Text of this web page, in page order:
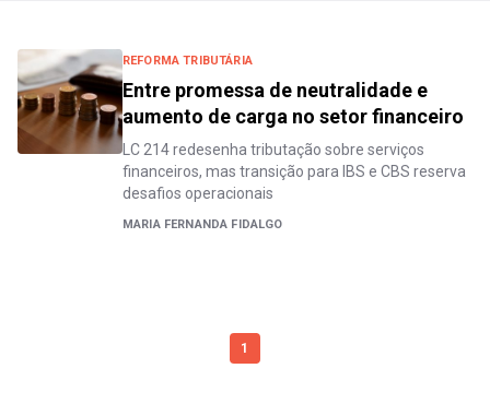
REFORMA TRIBUTÁRIA
Entre promessa de neutralidade e
aumento de carga no setor financeiro
LC 214 redesenha tributação sobre serviços
financeiros, mas transição para IBS e CBS reserva
desafios operacionais
MARIA FERNANDA FIDALGO
1